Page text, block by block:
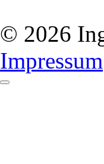
© 2026
Impressum